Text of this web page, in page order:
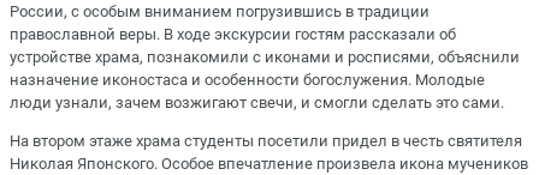
России, с особым вниманием погрузившись в традиции
православной веры. В ходе экскурсии гостям рассказали об
устройстве храма, познакомили с иконами и росписями, объяснили
назначение иконостаса и особенности богослужения. Молодые
люди узнали, зачем возжигают свечи, и смогли сделать это сами.
На втором этаже храма студенты посетили придел в честь святителя
Николая Японского. Особое впечатление произвела икона мучеников